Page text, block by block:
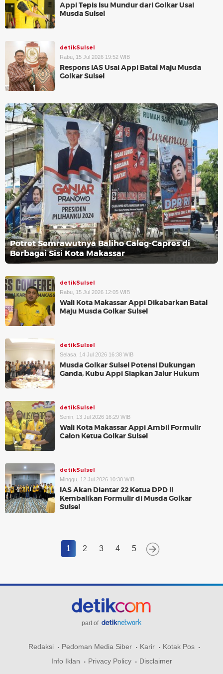
Appi Tepis Isu Mundur dari Golkar Usai
Musda Sulsel
detikSulsel
Rabu, 15 Jul 2026 19:52 WIB
Respons IAS Usai Appi Batal Maju Musda
Golkar Sulsel
Potret Semrawutnya Baliho Caleg-Capres di
Berbagai Sisi Kota Makassar
detikSulsel
Rabu, 15 Jul 2026 12:05 WIB
Wali Kota Makassar Appi Dikabarkan Batal
Maju Musda Golkar Sulsel
detikSulsel
Selasa, 14 Jul 2026 16:38 WIB
Musda Golkar Sulsel Potensi Dukungan
Ganda, Kubu Appi Siapkan Jalur Hukum
detikSulsel
Senin, 13 Jul 2026 16:29 WIB
Wali Kota Makassar Appi Ambil Formulir
Calon Ketua Golkar Sulsel
detikSulsel
Minggu, 12 Jul 2026 10:30 WIB
IAS Akan Diantar 22 Ketua DPD II
Kembalikan Formulir di Musda Golkar
Sulsel
1 2 3 4 5
part of
Redaksi Pedoman Media Siber Karir
Kotak Pos
Info Iklan
Privacy Policy Disclaimer